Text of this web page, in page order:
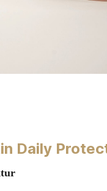
Daily